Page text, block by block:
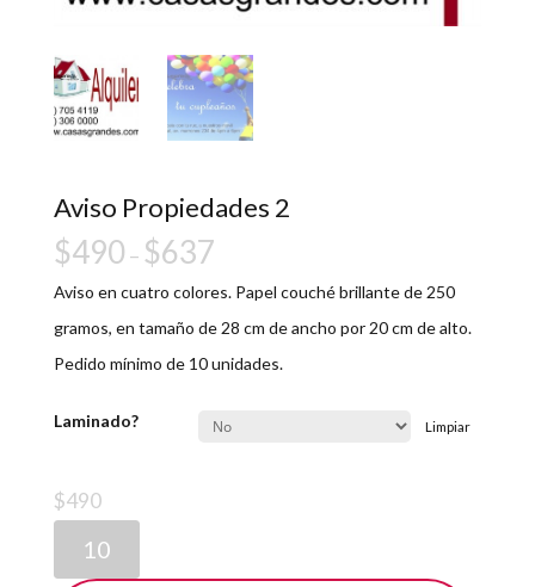
Aviso Propiedades 2
$490 – $637
Aviso en cuatro colores. Papel couché brillante de 250
gramos, en tamaño de 28 cm de ancho por 20 cm de alto.
Pedido mínimo de 10 unidades.
Laminado? Limpiar
$490